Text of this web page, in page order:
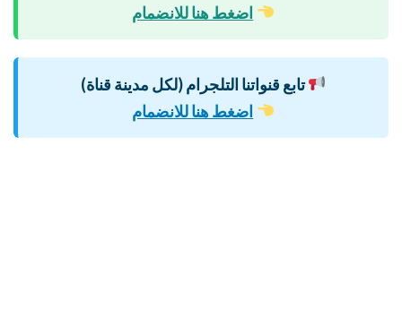
اضغط هنا للانضمام
تابع قنواتنا التلجرام (لكل مدينة قناة)
اضغط هنا للانضمام